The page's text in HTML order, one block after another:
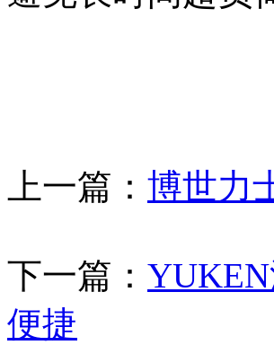
上一篇： 博世力
下一篇：
便捷